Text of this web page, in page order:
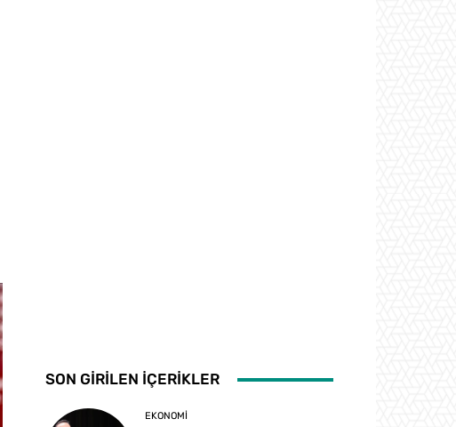
SON GİRİLEN İÇERİKLER
EKONOMI